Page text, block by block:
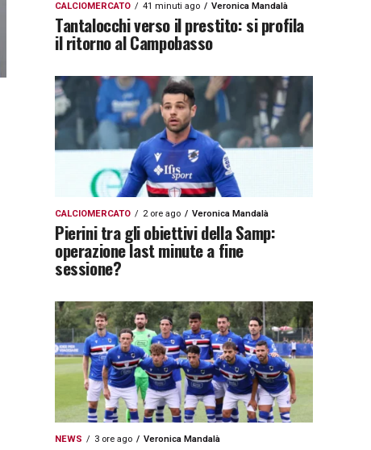
CALCIOMERCATO 41 minuti ago Veronica Mandalà
Tantalocchi verso il prestito: si profila
il ritorno al Campobasso
CALCIOMERCATO 2 ore ago Veronica Mandalà
Pierini tra gli obiettivi della Samp:
operazione last minute a fine
sessione?
NEWS 3 ore ago Veronica Mandalà